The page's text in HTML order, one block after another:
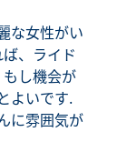
な女性がい
、ライド
し機会が
よいです.
に雰囲気が